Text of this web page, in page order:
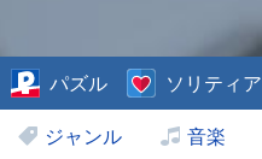
ジャンル 音楽
パズル ソリティア